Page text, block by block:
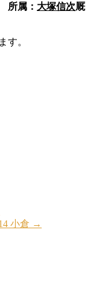
所属： 大塚信次厩
す。
小倉 →